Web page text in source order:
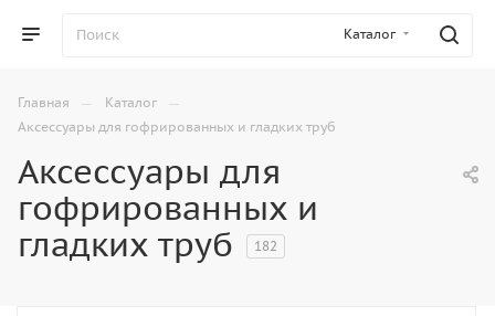
Каталог
Главная — Каталог —
Аксессуары для гофрированных и гладких труб
Аксессуары для
гофрированных и
гладких труб
182